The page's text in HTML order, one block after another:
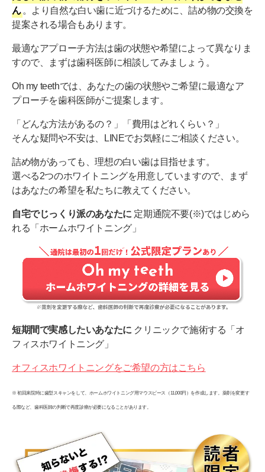
ん 。より自然な白い歯に近づけるために、詰め物の交換を
提案される場合もあります。
最適なアプローチ方法は歯の状態や希望によって異なりま
すので、まずは歯科医師に相談してみましょう。
Oh my teethでは、あなたの歯の状態やご希望に最適なア
プローチを歯科医師がご提案します。
「どんな方法があるの？」「費用はどれくらい？」
そんな疑問や不安は、LINEでお気軽にご相談ください。
詰め物があっても、理想の白い歯は目指せます。
選べる2つのホワイトニングを用意していますので、まず
はあなたの希望を私たちに教えてください。
自宅でじっくり派のあなたに 定期通院不要(※)ではじめら
れる「ホームホワイトニング」
短期間で実感したいあなたに クリニックで施術する「オ
フィスホワイトニング」
オフィスホワイトニングをご希望の方はこちら
※ 初回来院時に歯型スキャンをして、ホームホワイトニング用マウスピース（11,000円）を作成します。薬剤を変更す
る際など、歯科医師の判断で再度診療が必要になることがあります。